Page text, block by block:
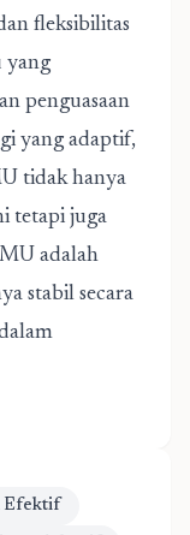
fleksibilitas
yang
penguasaan
yang adaptif,
tidak hanya
tetapi juga
adalah
stabil secara
Efektif